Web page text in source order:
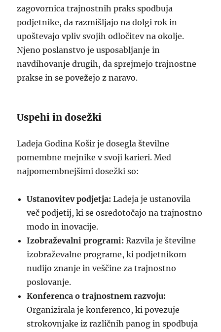
zagovornica trajnostnih praks spodbuja
podjetnike, da razmišljajo na dolgi rok in
upoštevajo vpliv svojih odločitev na okolje.
Njeno poslanstvo je usposabljanje in
navdihovanje drugih, da sprejmejo trajnostne
prakse in se povežejo z naravo.
Uspehi in dosežki
Ladeja Godina Košir je dosegla številne
pomembne mejnike v svoji karieri. Med
najpomembnejšimi dosežki so:
Ustanovitev podjetja: Ladeja je ustanovila
več podjetij, ki se osredotočajo na trajnostno
modo in inovacije.
Izobraževalni programi: Razvila je številne
izobraževalne programe, ki podjetnikom
nudijo znanje in veščine za trajnostno
poslovanje.
Konferenca o trajnostnem razvoju:
Organizirala je konferenco, ki povezuje
strokovnjake iz različnih panog in spodbuja